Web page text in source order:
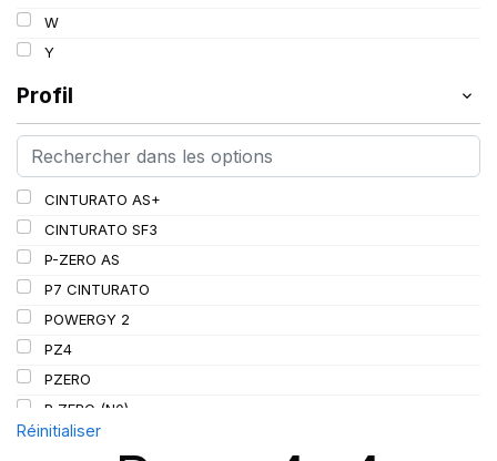
120
123
W
Y
Profil
CINTURATO AS+
CINTURATO SF3
P-ZERO AS
P7 CINTURATO
POWERGY 2
PZ4
PZERO
P ZERO (N0)
PZERO (N1)
Réinitialiser